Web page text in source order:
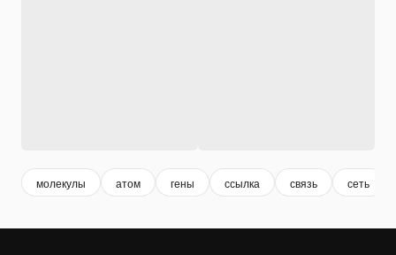
молекулы атом гены ссылка связь сеть